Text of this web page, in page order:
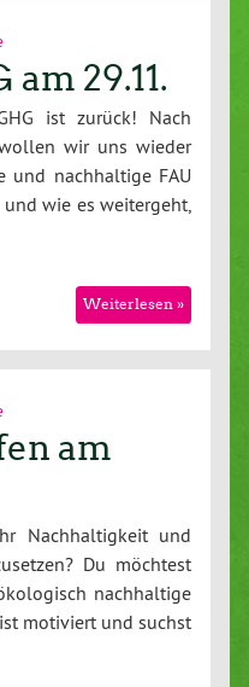
29.11.
ist zurück! Nach
wir uns wieder
und nachhaltige FAU
und wie es weitergeht,
Weiterlesen »
am
Nachhaltigkeit und
Du möchtest
nachhaltige
motiviert und suchst